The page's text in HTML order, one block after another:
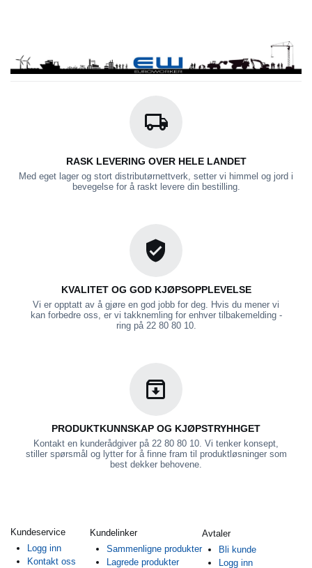
RASK LEVERING OVER HELE LANDET
Med eget lager og stort distributørnettverk, setter vi himmel og jord i
bevegelse for å raskt levere din bestilling.
KVALITET OG GOD KJØPSOPPLEVELSE
Vi er opptatt av å gjøre en god jobb for deg. Hvis du mener vi
kan forbedre oss, er vi takknemling for enhver tilbakemelding -
ring på 22 80 80 10.
PRODUKTKUNNSKAP OG KJØPSTRYHHGET
Kontakt en kunderådgiver på 22 80 80 10. Vi tenker konsept,
stiller spørsmål og lytter for å finne fram til produktløsninger som
best dekker behovene.
Kundeservice
Logg inn
Kontakt oss
Kundelinker
Sammenligne produkter
Lagrede produkter
Avtaler
Bli kunde
Logg inn